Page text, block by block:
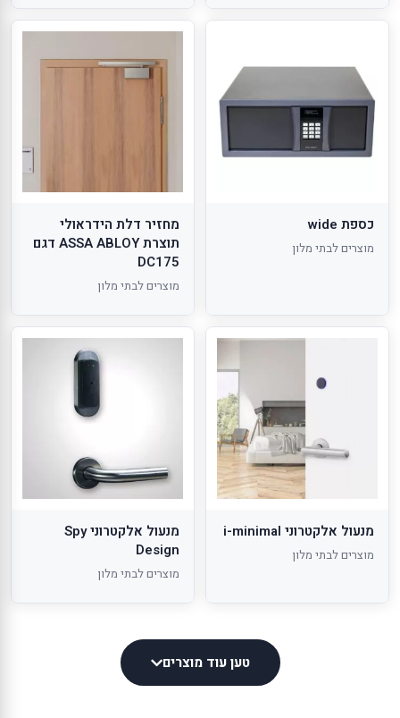
כספת wide
מוצרים לבתי מלון
מחזיר דלת הידראולי
תוצרת ASSA ABLOY דגם
DC175
מוצרים לבתי מלון
מנעול אלקטרוני i-minimal
מוצרים לבתי מלון
מנעול אלקטרוני Spy
Design
מוצרים לבתי מלון
טען עוד מוצרים